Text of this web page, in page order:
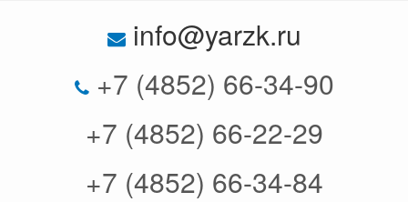
info@yarzk.ru
+7 (4852) 66-34-90
+7 (4852) 66-22-29
+7 (4852) 66-34-84